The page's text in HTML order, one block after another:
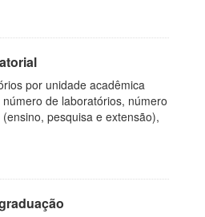
por unidade acadêmica
de laboratórios, número
pesquisa e extensão),